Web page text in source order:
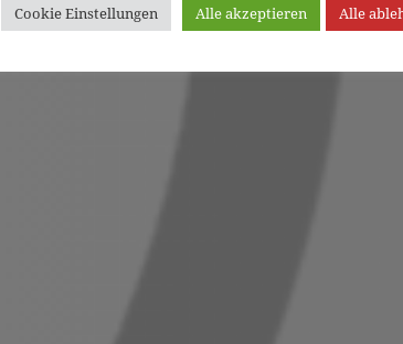
Cookie Einstellungen Alle akzeptieren Alle